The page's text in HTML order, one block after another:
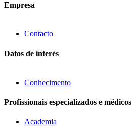
Empresa
Contacto
Datos de interés
Conhecimento
Profissionais especializados e médicos
Academia